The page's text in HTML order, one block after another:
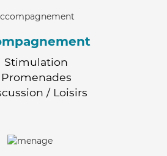
Stimulation
Promenades
/ Loisirs